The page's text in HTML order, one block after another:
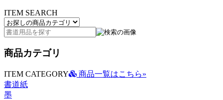
ITEM SEARCH
商品カテゴリ
ITEM CATEGORY
商品一覧はこちら»
書道紙
墨